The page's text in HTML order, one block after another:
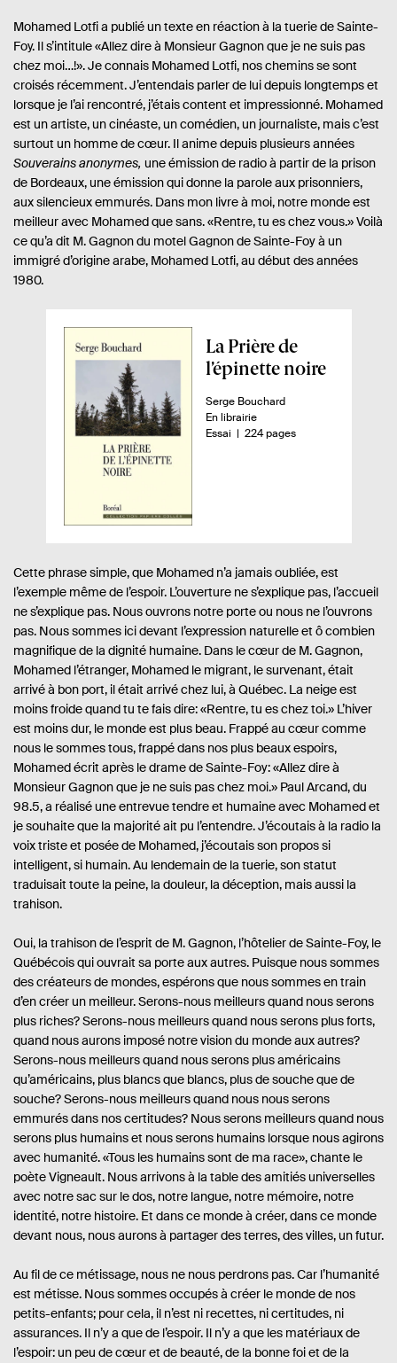
Mohamed Lotfi a publié un texte en réaction à la tuerie de Sainte-
Foy. Il s’intitule «Allez dire à Monsieur Gagnon que je ne suis pas
chez moi…!». Je connais Mohamed Lotfi, nos chemins se sont
croisés récemment. J’entendais parler de lui depuis longtemps et
lorsque je l’ai rencontré, j’étais content et impressionné. Mohamed
est un artiste, un cinéaste, un comédien, un journaliste, mais c’est
surtout un homme de cœur. Il anime depuis plusieurs années
Souverains anonymes, une émission de radio à partir de la prison
de Bordeaux, une émission qui donne la parole aux prisonniers,
aux silencieux emmurés. Dans mon livre à moi, notre monde est
meilleur avec Mohamed que sans. «Rentre, tu es chez vous.» Voilà
ce qu’a dit M. Gagnon du motel Gagnon de Sainte-Foy à un
immigré d’origine arabe, Mohamed Lotfi, au début des années
1980.
A
p
r
ç
v
r
e
:
La Prière de
l’épinette noire
A
u
t
Serge Bouchard
D
i
i
é
En librairie
n
a
g
e
Essai- 224 pages
Cette phrase simple, que Mohamed n’a jamais oubliée, est
l’exemple même de l’espoir. L’ouverture ne s’explique pas, l’accueil
ne s’explique pas. Nous ouvrons notre porte ou nous ne l’ouvrons
pas. Nous sommes ici devant l’expression naturelle et ô combien
magnifique de la dignité humaine. Dans le cœur de M. Gagnon,
Mohamed l’étranger, Mohamed le migrant, le survenant, était
arrivé à bon port, il était arrivé chez lui, à Québec. La neige est
moins froide quand tu te fais dire: «Rentre, tu es chez toi.» L’hiver
est moins dur, le monde est plus beau. Frappé au cœur comme
nous le sommes tous, frappé dans nos plus beaux espoirs,
Mohamed écrit après le drame de Sainte-Foy: «Allez dire à
Monsieur Gagnon que je ne suis pas chez moi.» Paul Arcand, du
98.5, a réalisé une entrevue tendre et humaine avec Mohamed et
je souhaite que la majorité ait pu l’entendre. J’écoutais à la radio la
voix triste et posée de Mohamed, j’écoutais son propos si
intelligent, si humain. Au lendemain de la tuerie, son statut
traduisait toute la peine, la douleur, la déception, mais aussi la
trahison.
Oui, la trahison de l’esprit de M. Gagnon, l’hôtelier de Sainte-Foy, le
Québécois qui ouvrait sa porte aux autres. Puisque nous sommes
des créateurs de mondes, espérons que nous sommes en train
d’en créer un meilleur. Serons-nous meilleurs quand nous serons
plus riches? Serons-nous meilleurs quand nous serons plus forts,
quand nous aurons imposé notre vision du monde aux autres?
Serons-nous meilleurs quand nous serons plus américains
qu’américains, plus blancs que blancs, plus de souche que de
souche? Serons-nous meilleurs quand nous nous serons
emmurés dans nos certitudes? Nous serons meilleurs quand nous
serons plus humains et nous serons humains lorsque nous agirons
avec humanité. «Tous les humains sont de ma race», chante le
poète Vigneault. Nous arrivons à la table des amitiés universelles
avec notre sac sur le dos, notre langue, notre mémoire, notre
identité, notre histoire. Et dans ce monde à créer, dans ce monde
devant nous, nous aurons à partager des terres, des villes, un futur.
Au fil de ce métissage, nous ne nous perdrons pas. Car l’humanité
est métisse. Nous sommes occupés à créer le monde de nos
petits-enfants; pour cela, il n’est ni recettes, ni certitudes, ni
assurances. Il n’y a que de l’espoir. Il n’y a que les matériaux de
l’espoir: un peu de cœur et de beauté, de la bonne foi et de la